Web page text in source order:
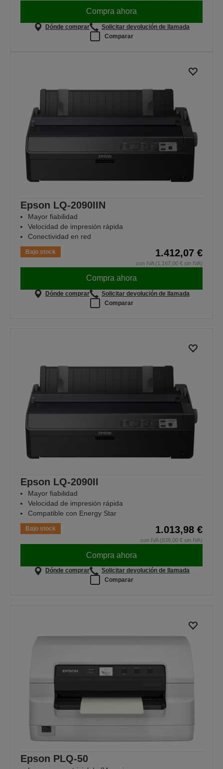
Compra ahora
Dónde comprar
Solicitar devolución de llamada
Comparar
Epson LQ-2090IIN
Mayor fiabilidad
Velocidad de impresión rápida
Conectividad en red
Bajo stock 1.412,07 €
con IVA (1.167,00 € sin IVA)
Compra ahora
Dónde comprar
Solicitar devolución de llamada
Comparar
Epson LQ-2090II
Mayor fiabilidad
Velocidad de impresión rápida
Compatible con Energy Star
Bajo stock 1.013,98 €
con IVA (838,00 € sin IVA)
Compra ahora
Dónde comprar
Solicitar devolución de llamada
Comparar
Epson PLQ-50